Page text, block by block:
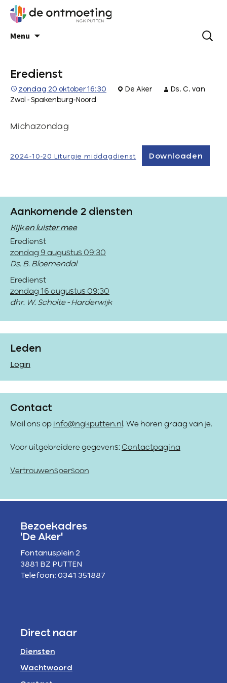
Menu
Eredienst
zondag 20 oktober 16:30 De Aker
Ds. C. van
Zwol - Spakenburg-Noord
Michazondag
2024-10-20 Liturgie middagdienst Downloaden
Aankomende 2 diensten
Kijk en luister mee
Eredienst
zondag 9 augustus 09:30
Ds. B. Bloemendal
Eredienst
zondag 16 augustus 09:30
dhr. W. Scholte - Harderwijk
Leden
Login
Contact
Mail ons op info@ngkputten.nl . We horen graag van je.
Voor uitgebreidere gegevens: Contactpagina
Vertrouwenspersoon
Bezoekadres
'De Aker'
Fontanusplein 2
3881 BZ PUTTEN
Telefoon: 0341 351887
Direct naar
Diensten
Wachtwoord